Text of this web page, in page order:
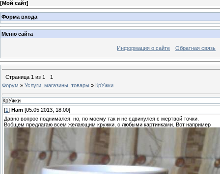
[Мой сайт]
Форма входа
Меню сайта
Информация о сайте Обратная связь
Страница 1 из 1
1
Форум » Услуги, магазины, товары » КрУжки
КрУжки
[1 ] Ham [05.05.2013, 18:00]
Давно вопрос поднимался, но, по моему так и не сдвинулся с мертвой точки.
Вобщем предлагаю всем желающим кружки, с любыми картинками. Вот например